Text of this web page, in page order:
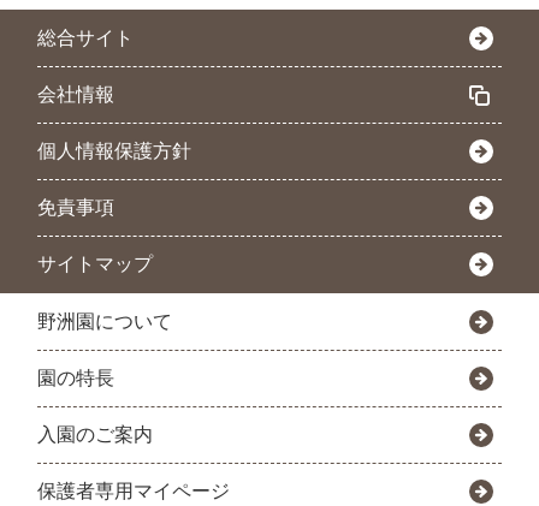
総合サイト
会社情報
個人情報保護方針
免責事項
サイトマップ
野洲園について
園の特長
入園のご案内
保護者専用マイページ